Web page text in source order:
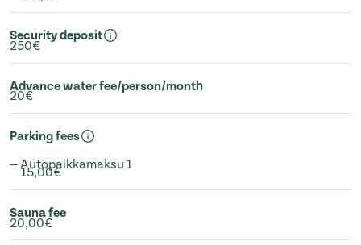
Security deposit
250€
Advance water fee/person/month
20€
Parking fees
— Autopaikkamaksu 1
15,00€
Sauna fee
20,00€